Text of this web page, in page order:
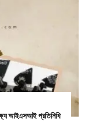
আইএসআই প্রতিনিধি